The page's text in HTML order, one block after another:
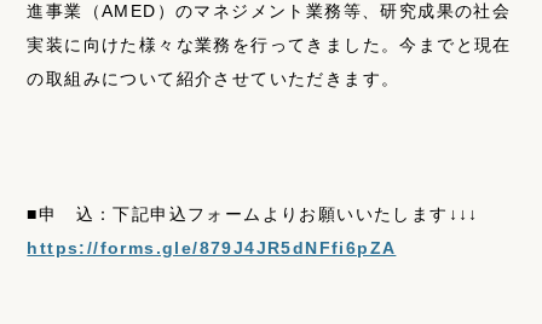
進事業（AMED）のマネジメント業務等、研究成果の社会
実装に向けた様々な業務を行ってきました。今までと現在
の取組みについて紹介させていただきます。
■申 込：下記申込フォームよりお願いいたします↓↓↓
https://forms.gle/879J4JR5dNFfi6pZA